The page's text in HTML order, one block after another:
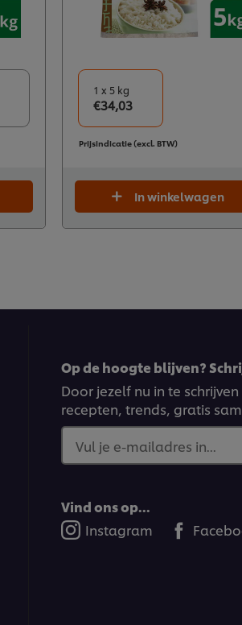
1 x 5 kg
€34,03
Prijsindicatie (excl. BTW)
In winkelwagen
Op de hoogte blijven?
Door jezelf nu in te
recepten, trends, gratis
Vul je e-mailadres in...
Vind ons op...
Instagram